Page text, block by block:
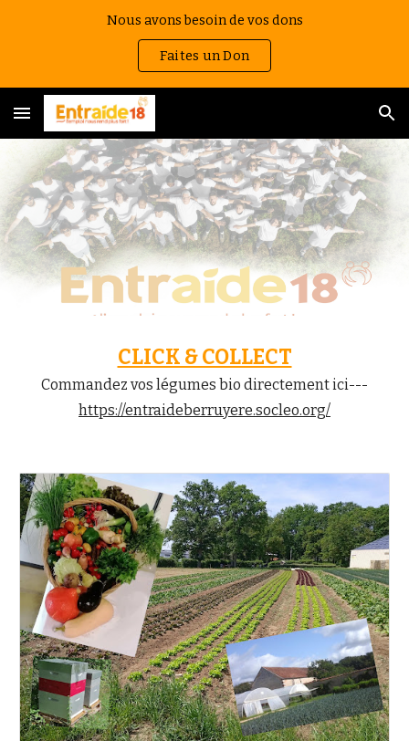
Nous avons besoin de vos dons
Faites un Don
CLICK & COLLECT
Commandez vos légumes bio directement ici---
https://entraideberruyere.socleo.org/